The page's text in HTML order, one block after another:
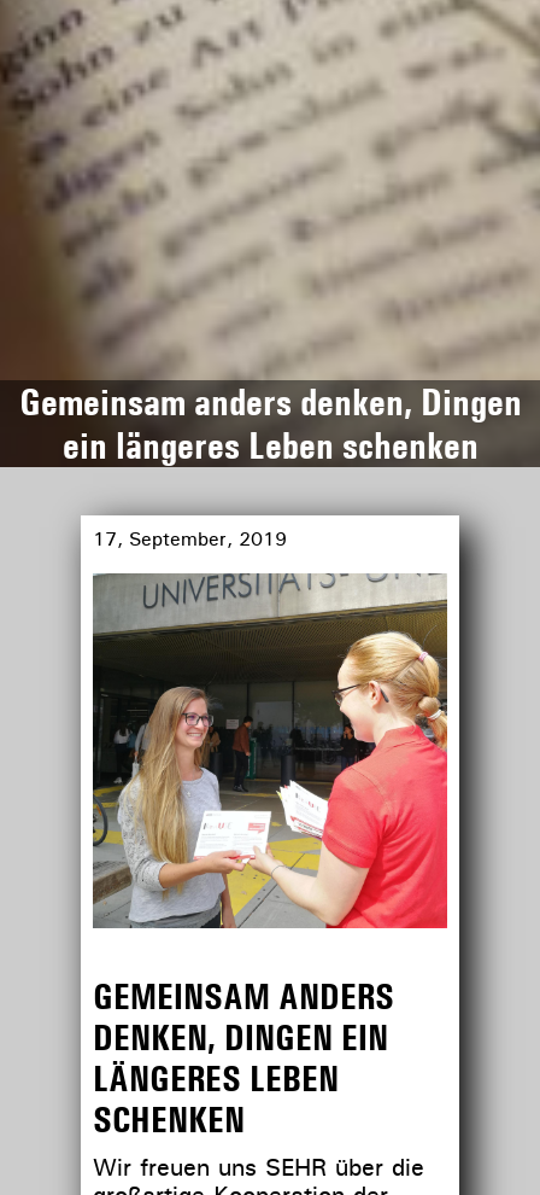
Gemeinsam anders denken, Dingen
ein längeres Leben schenken
17, September, 2019
GEMEINSAM ANDERS
DENKEN, DINGEN EIN
LÄNGERES LEBEN
SCHENKEN
Wir freuen uns SEHR über die